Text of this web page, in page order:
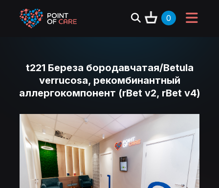
0
t221 Береза бородавчатая/Betula
verrucosa, рекомбинантный
аллергокомпонент (rBet v2, rBet v4)